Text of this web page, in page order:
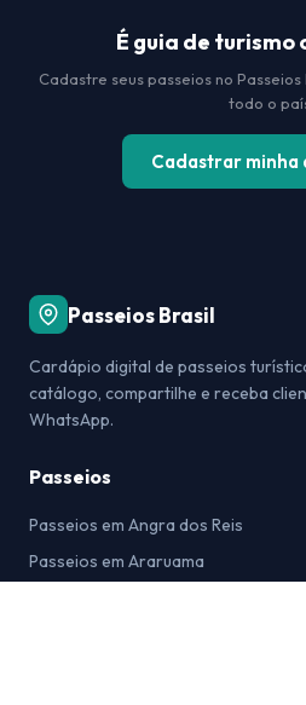
É guia de turismo
Cadastre seus passeios no
todo o
Cadastrar minha
Passeios Brasil
Cardápio digital de passeios
catálogo, compartilhe e receba
WhatsApp.
Passeios
Passeios em Angra dos Reis
Passeios em Araruama